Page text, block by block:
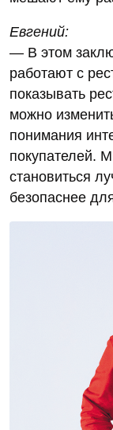
Евгений:
— В этом
работают с
показывать
можно
понимания
покупателей.
становиться
безопаснее